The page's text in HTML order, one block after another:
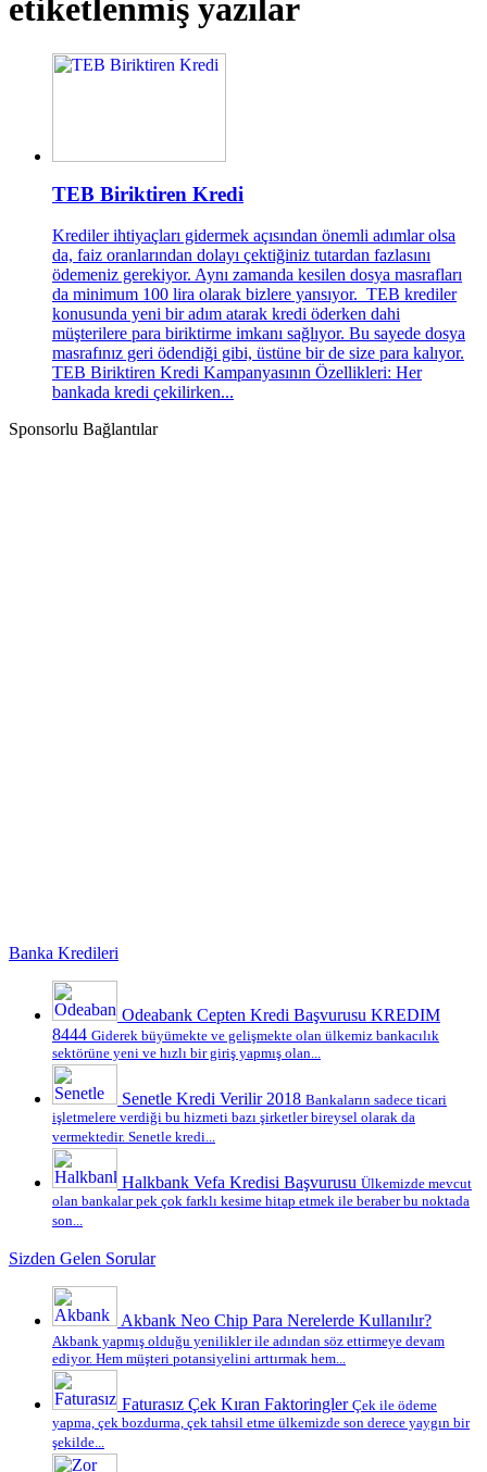
etiketlenmiş yazılar
TEB Biriktiren Kredi
Krediler ihtiyaçları gidermek açısından önemli adımlar olsa
da, faiz oranlarından dolayı çektiğiniz tutardan fazlasını
ödemeniz gerekiyor. Aynı zamanda kesilen dosya masrafları
da minimum 100 lira olarak bizlere yansıyor. TEB krediler
konusunda yeni bir adım atarak kredi öderken dahi
müşterilere para biriktirme imkanı sağlıyor. Bu sayede dosya
masrafınız geri ödendiği gibi, üstüne bir de size para kalıyor.
TEB Biriktiren Kredi Kampanyasının Özellikleri: Her
bankada kredi çekilirken...
Sponsorlu Bağlantılar
Banka Kredileri
Odeabank Cepten Kredi Başvurusu KREDIM
8444 Giderek büyümekte ve gelişmekte olan ülkemiz bankacılık
sektörüne yeni ve hızlı bir giriş yapmış olan...
Senetle Kredi Verilir 2018 Bankaların sadece ticari
işletmelere verdiği bu hizmeti bazı şirketler bireysel olarak da
vermektedir. Senetle kredi...
Halkbank Vefa Kredisi Başvurusu Ülkemizde mevcut
olan bankalar pek çok farklı kesime hitap etmek ile beraber bu noktada
son...
Sizden Gelen Sorular
Akbank Neo Chip Para Nerelerde Kullanılır?
Akbank yapmış olduğu yenilikler ile adından söz ettirmeye devam
ediyor. Hem müşteri potansiyelini arttırmak hem...
Faturasız Çek Kıran Faktoringler Çek ile ödeme
yapma, çek bozdurma, çek tahsil etme ülkemizde son derece yaygın bir
şekilde...